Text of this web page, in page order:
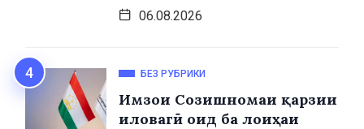
06.08.2026
БЕЗ РУБРИКИ
Имзои Созишномаи қарзии
иловагӣ оид ба лоиҳаи